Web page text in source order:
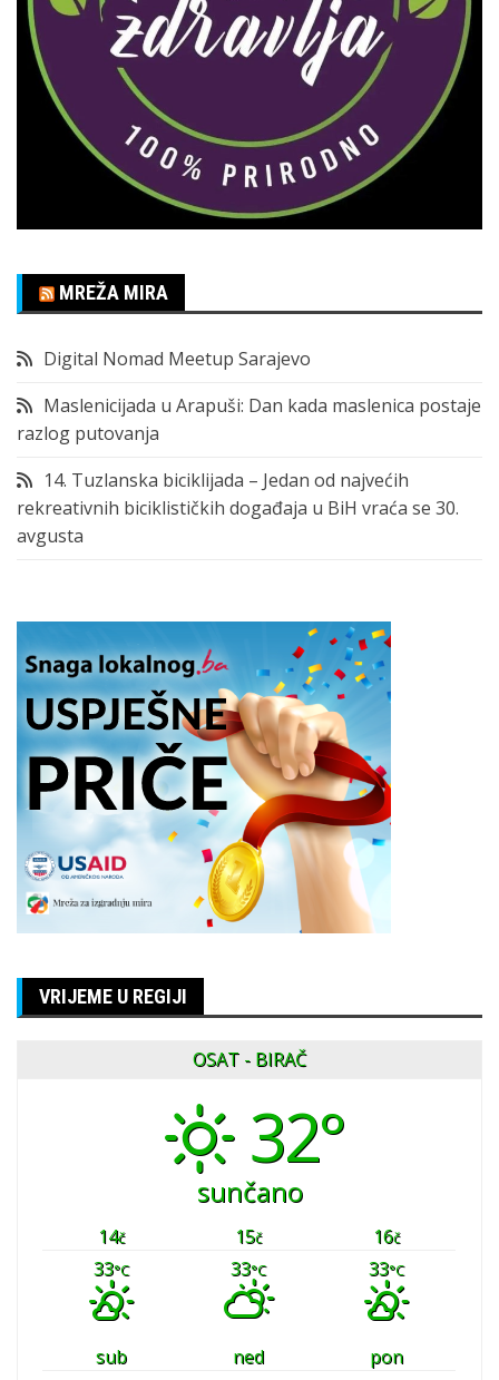
MREŽA MIRA
Digital Nomad Meetup Sarajevo
Maslenicijada u Arapuši: Dan kada maslenica postaje
razlog putovanja
14. Tuzlanska biciklijada – Jedan od najvećih
rekreativnih biciklističkih događaja u BiH vraća se 30.
avgusta
VRIJEME U REGIJI
OSAT - BIRAČ
32°
sunčano
14č 15č 16č
33°C 33°C 33°C
sub ned
pon